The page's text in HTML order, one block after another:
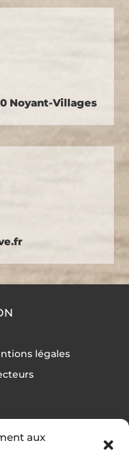
aux
Noyant-Villages
légales